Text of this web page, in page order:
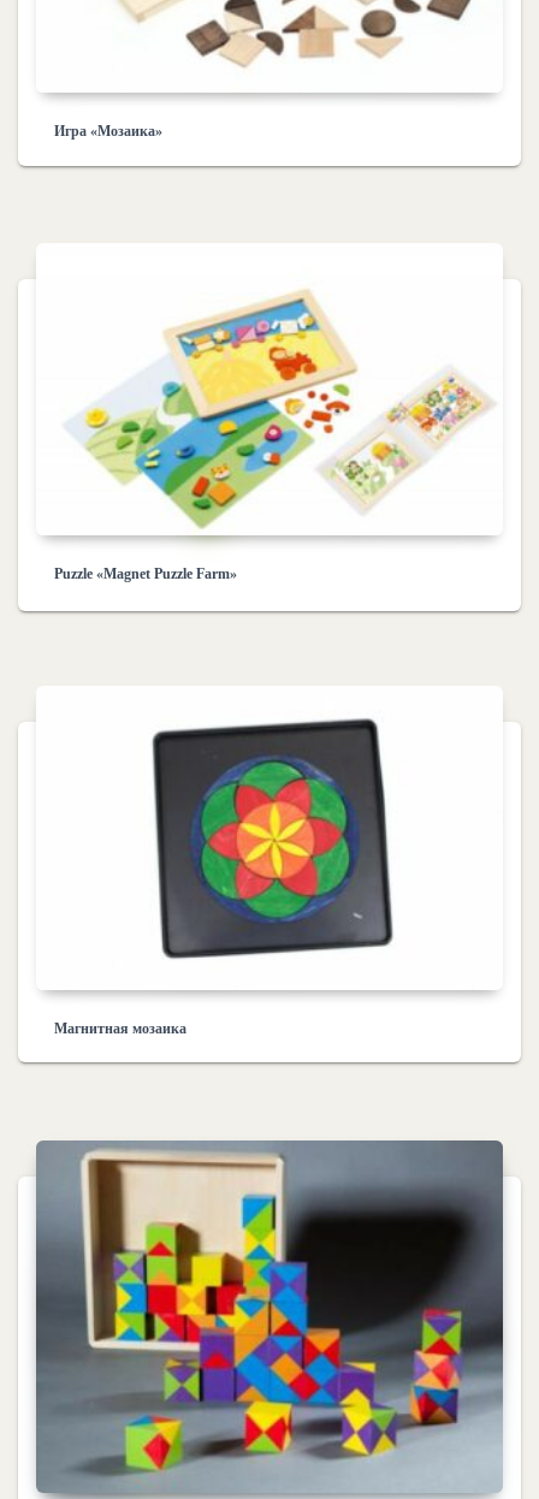
Игра «Мозаика»
Puzzle «Magnet Puzzle Farm»
Магнитная мозаика